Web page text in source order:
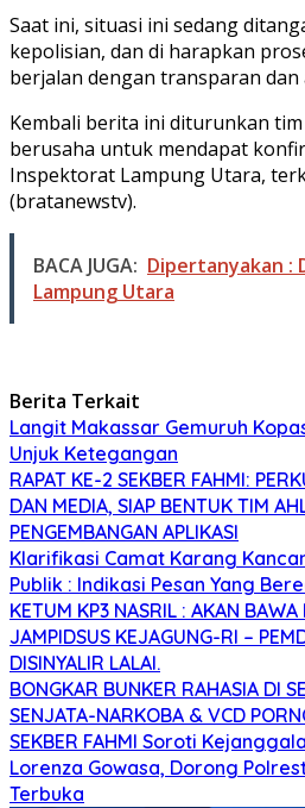
Saat ini, situasi ini sedang
kepolisian, dan di harapkan
berjalan dengan transparan dan
Kembali berita ini diturunkan
berusaha untuk mendapat
Inspektorat Lampung Utara,
(bratanewstv).
BACA JUGA: Dipertanyakan :
Lampung Utara
Berita Terkait
Langit Makassar Gemuruh
Unjuk Ketegangan
RAPAT KE-2 SEKBER FAHMI:
DAN MEDIA, SIAP BENTUK TIM
PENGEMBANGAN APLIKASI
Klarifikasi Camat Karang
Publik : Indikasi Pesan Yang
KETUM KP3 NASRIL : AKAN BAWA
JAMPIDSUS KEJAGUNG-RI –
DISINYALIR LALAI.
BONGKAR BUNKER RAHASIA DI
SENJATA-NARKOBA & VCD
SEKBER FAHMI Soroti
Lorenza Gowasa, Dorong
Terbuka